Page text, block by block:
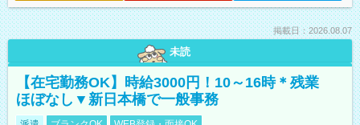
掲載日：2026.08.07
未読
【在宅勤務OK】時給3000円！10～16時＊残業
ほぼなし▼新日本橋で一般事務